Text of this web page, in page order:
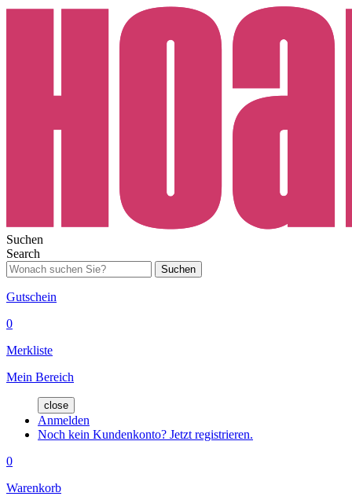
Suchen
Search
Suchen
Gutschein
0
Merkliste
Mein Bereich
close
Anmelden
Noch kein Kundenkonto? Jetzt registrieren.
0
Warenkorb